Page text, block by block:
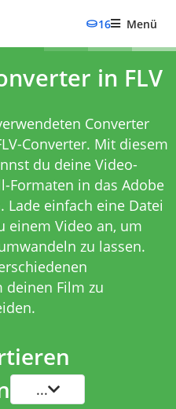
16 Menü
in FLV
Converter
Converter. Mit diesem
du deine Video-
Formaten in das Adobe
Lade einfach eine Datei
einem Video an, um
zu lassen.
deinen Film zu
...